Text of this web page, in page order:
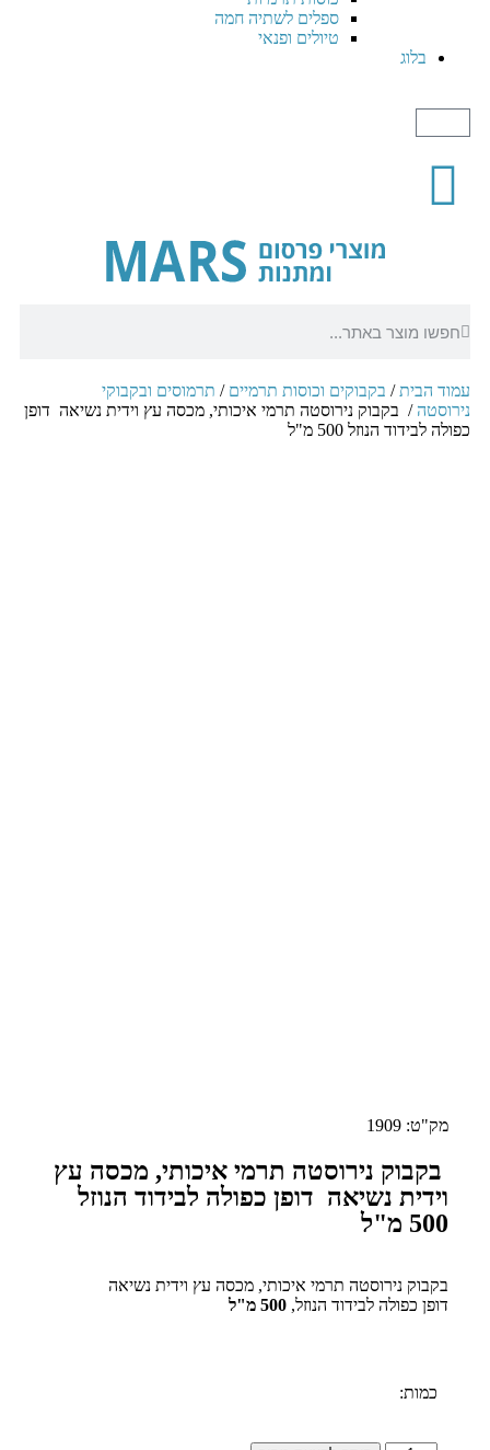
ספלים לשתיה חמה
טיולים ופנאי
בלוג
עמוד הבית/ בקבוקים וכוסות תרמיים / תרמוסים ובקבוקי
נירוסטה/ בקבוק נירוסטה תרמי איכותי, מכסה עץ וידית נשיאה דופן
כפולה לבידוד הנוזל 500 מ"ל
מק"ט: 1909
בקבוק נירוסטה תרמי איכותי, מכסה עץ
וידית נשיאה דופן כפולה לבידוד הנוזל
500 מ"ל
בקבוק נירוסטה תרמי איכותי, מכסה עץ וידית נשיאה
דופן כפולה לבידוד הנוזל, 500 מ"ל
כמות: